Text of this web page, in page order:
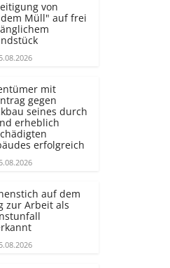
von
Müll" auf frei
mit
gegen
seines durch
erheblich
erfolgreich
auf dem
zur Arbeit als